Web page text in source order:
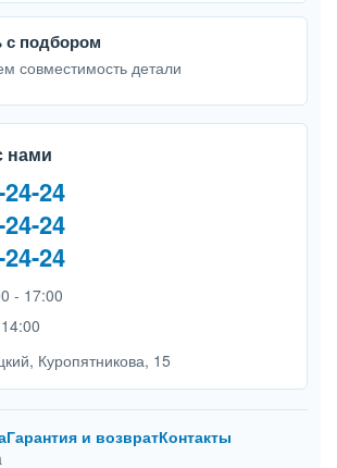
подбором
совместимость детали
нами
24
24
24
- 17:00
Куропятникова, 15
Гарантия и возвратКонтакты